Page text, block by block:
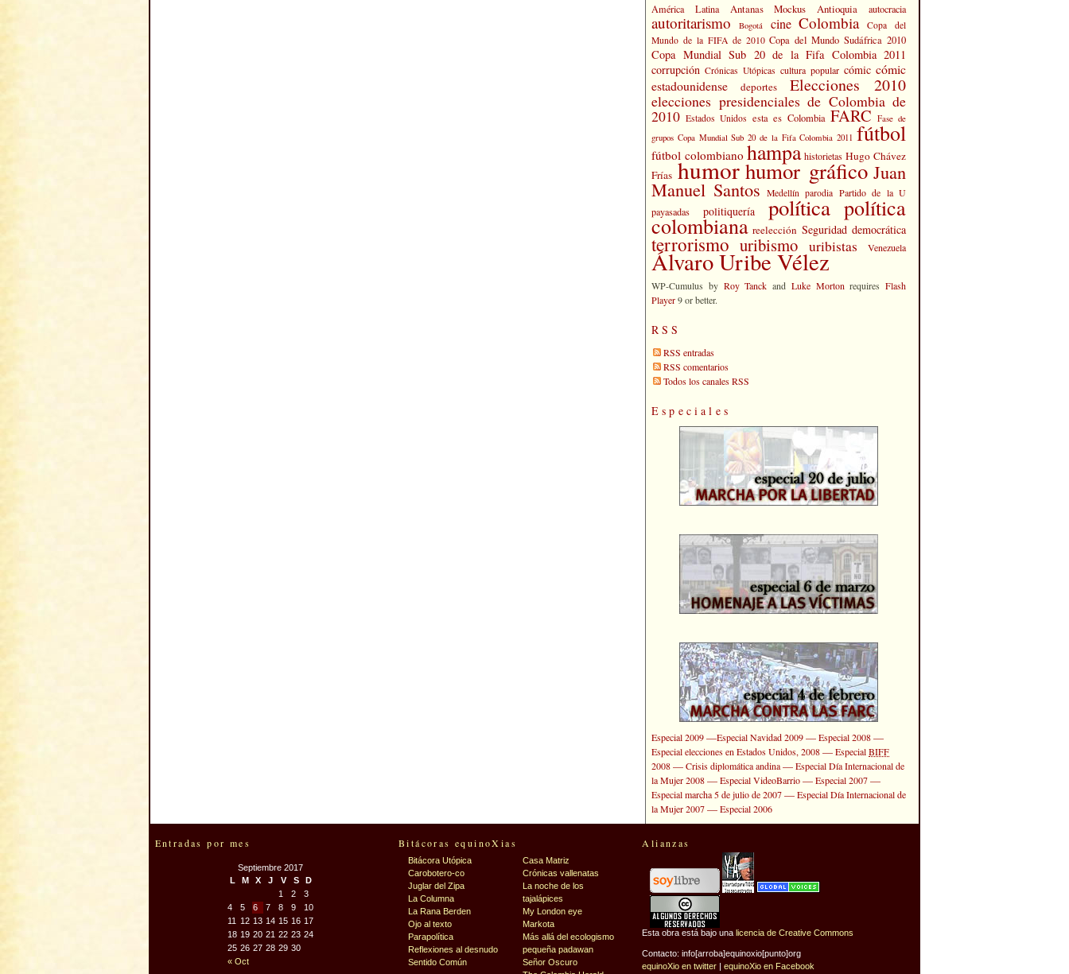
América Latina Antanas Mockus Antioquia autocracia
autoritarismo Bogotá cine Colombia
Copa del
Mundo de la FIFA de 2010 Copa del Mundo Sudáfrica 2010
Copa Mundial Sub 20 de la Fifa Colombia 2011
corrupción Crónicas Utópicas cultura popular cómic cómic
estadounidense
deportes Elecciones 2010
elecciones presidenciales de Colombia de
2010 Estados Unidos esta es Colombia FARC Fase de
grupos Copa Mundial Sub 20 de la Fifa Colombia 2011 fútbol
fútbol colombiano hampa historietas Hugo Chávez
Frías humorhumor gráfico Juan
Manuel Santos Medellín parodia Partido de la U
payasadas
politiquería política política
colombiana reelección Seguridad democrática
terrorismo uribismo uribistas Venezuela
Álvaro Uribe Vélez
WP-Cumulus by Roy Tanck and Luke Morton requires Flash
Player9 or better.
RSS
RSS entradas
RSS comentarios
Todos los canales RSS
Especiales
Especial 2009—Especial Navidad 2009—Especial 2008—
Especial elecciones en Estados Unidos, 2008—EspecialBIFF
2008—Crisis diplomática andina—Especial Día Internacional de
la Mujer 2008—Especial VideoBarrio—Especial 2007—
Especial marcha 5 de julio de 2007—Especial Día Internacional de
la Mujer 2007—Especial 2006
Entradas por mes
Septiembre 2017
L
M X J V S D
« Oct
1 2
3
4
5 6 7 8 9
10
11
12 13 14 15 16 17
18 19 20 21 22 23 24
25 26 27 28 29 30
Bitácoras equinoXias
Bitácora Utópica
Carobotero-co
Juglar del Zipa
La Columna
La Rana Berden
Ojo al texto
Parapolítica
Reflexiones al desnudo
Sentido Común
Casa Matriz
Crónicas vallenatas
La noche de los
tajalápices
My London eye
Markota
Más allá del ecologismo
pequeña padawan
Señor Oscuro
Alianzas
Esta obra está bajo una licencia de Creative Commons
Contacto: info[arroba]equinoxio[punto]org
equinoXio en twitter |equinoXio en Facebook